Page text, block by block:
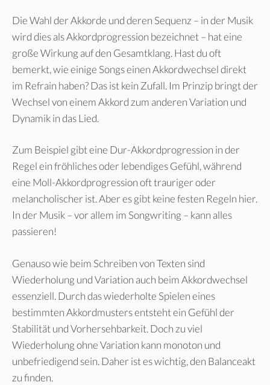
Die Wahl der Akkorde und deren Sequenz – in der Musik
wird dies als Akkordprogression bezeichnet – hat eine
große Wirkung auf den Gesamtklang. Hast du oft
bemerkt, wie einige Songs einen Akkordwechsel direkt
im Refrain haben? Das ist kein Zufall. Im Prinzip bringt der
Wechsel von einem Akkord zum anderen Variation und
Dynamik in das Lied.
Zum Beispiel gibt eine Dur-Akkordprogression in der
Regel ein fröhliches oder lebendiges Gefühl, während
eine Moll-Akkordprogression oft trauriger oder
melancholischer ist. Aber es gibt keine festen Regeln hier.
In der Musik – vor allem im Songwriting – kann alles
passieren!
Genauso wie beim Schreiben von Texten sind
Wiederholung und Variation auch beim Akkordwechsel
essenziell. Durch das wiederholte Spielen eines
bestimmten Akkordmusters entsteht ein Gefühl der
Stabilität und Vorhersehbarkeit. Doch zu viel
Wiederholung ohne Variation kann monoton und
unbefriedigend sein. Daher ist es wichtig, den Balanceakt
zu finden.